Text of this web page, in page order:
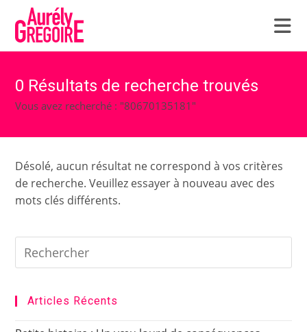
content
0 Résultats de recherche trouvés
Vous avez recherché : "80670135181"
Désolé, aucun résultat ne correspond à vos critères
de recherche. Veuillez essayer à nouveau avec des
mots clés différents.
Articles Récents